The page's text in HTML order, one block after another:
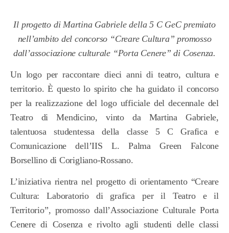
Il progetto di Martina Gabriele della 5 C GeC premiato
nell’ambito del concorso “Creare Cultura” promosso
dall’associazione culturale “Porta Cenere” di Cosenza.
Un logo per raccontare dieci anni di teatro, cultura e
territorio. È questo lo spirito che ha guidato il concorso
per la realizzazione del logo ufficiale del decennale del
Teatro di Mendicino, vinto da Martina Gabriele,
talentuosa studentessa della classe 5 C Grafica e
Comunicazione dell’IIS L. Palma Green Falcone
Borsellino di Corigliano-Rossano.
L’iniziativa rientra nel progetto di orientamento “Creare
Cultura: Laboratorio di grafica per il Teatro e il
Territorio”, promosso dall’Associazione Culturale Porta
Cenere di Cosenza e rivolto agli studenti delle classi